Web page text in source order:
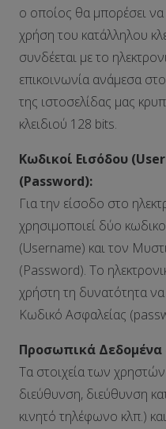
ο οποίος θα μπορέσει
χρήση του κατάλληλου
συνδέεται με το
επικοινωνία ανάμεσα
της ιστοσελίδας μας
κλειδιού 128 bits.
Κωδικοί Εισόδου (
(Password):
Για την είσοδο στο
χρησιμοποιεί δύο
(Username) και τον
(Password). Το
χρήστη τη δυνατότητα
Κωδικό Ασφαλείας
Προσωπικά
Τα στοιχεία των
διεύθυνση, διεύθυνση
κινητό τηλέφωνο κλπ.)